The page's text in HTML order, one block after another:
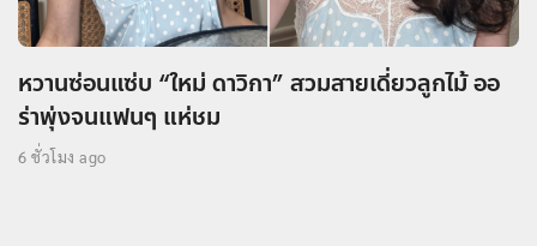
หวานซ่อนแซ่บ “ใหม่ ดาวิกา” สวมสายเดี่ยวลูกไม้ ออ
ร่าพุ่งจนแฟนๆ แห่ชม
6 ชั่วโมง ago